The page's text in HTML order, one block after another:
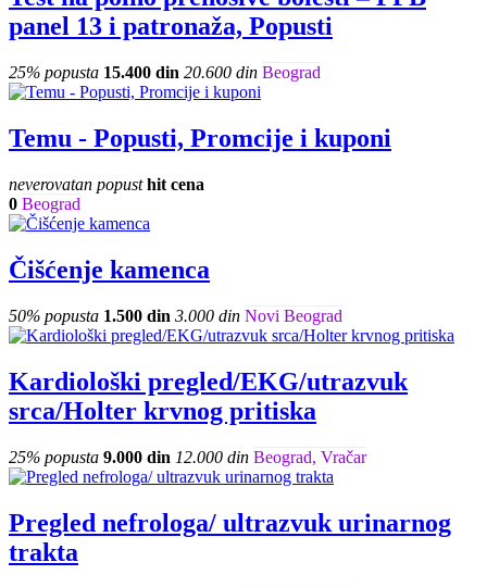
panel 13 i patronaža, Popusti
25% popusta 15.400 din 20.600 din Beograd
Temu - Popusti, Promcije i kuponi
neverovatan popust hit cena
0 Beograd
Čišćenje kamenca
50% popusta 1.500 din 3.000 din Novi Beograd
Kardiološki pregled/EKG/utrazvuk
srca/Holter krvnog pritiska
25% popusta 9.000 din 12.000 din Beograd, Vračar
Pregled nefrologa/ ultrazvuk urinarnog
trakta